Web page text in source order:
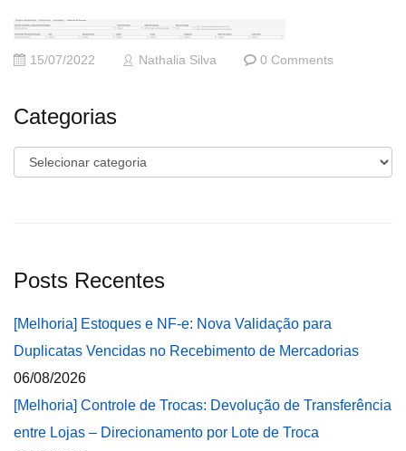
15/07/2022 Nathalia Silva 0 Comments
Categorias
Categorias
Posts Recentes
[Melhoria] Estoques e NF-e: Nova Validação para
Duplicatas Vencidas no Recebimento de Mercadorias
06/08/2026
[Melhoria] Controle de Trocas: Devolução de Transferência
entre Lojas – Direcionamento por Lote de Troca